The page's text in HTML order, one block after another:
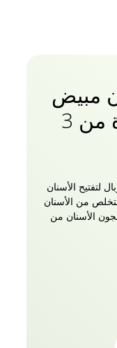
مبيض
بالأعشاب - عبوة من 3
لتفتيح الأسنان
من الأسنان
الأسنان من
الأسنان. يعمل
يساعد في صحة
من الفلورايد